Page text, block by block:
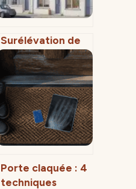
Surélévation de
maison ancienne :
4 diagnostics
techniques et le
poids critique
pour réussir votre
projet
Porte claquée : 4
techniques